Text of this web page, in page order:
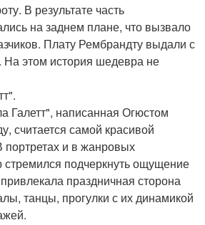
В результате часть
на заднем плане, что вызвало
Плату Рембрандту выдали с
этом история шедевра не
Галетт", написанная Огюстом
считается самой красивой
портретах и в жанровых
стремился подчеркнуть ощущение
праздничная сторона
танцы, прогулки с их динамикой